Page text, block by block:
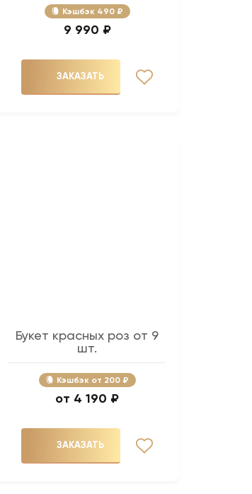
Кэшбэк 490 ₽
9 990 ₽
ЗАКАЗАТЬ
Букет красных роз от 9
шт.
Кэшбэк 200 ₽
4 190 ₽
ЗАКАЗАТЬ